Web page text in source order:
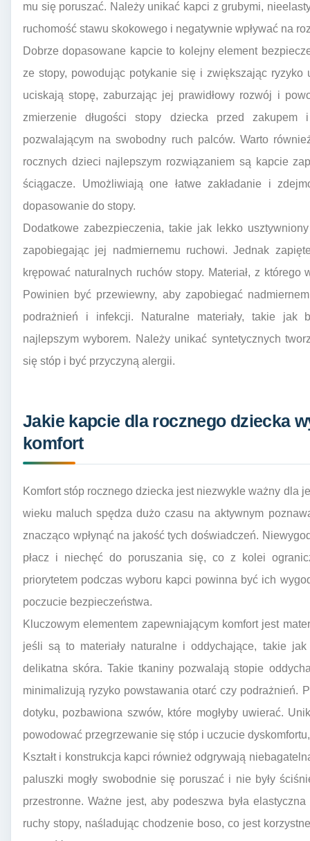
mu się poruszać. Należy unikać kapci z grubymi,
ruchomość stawu skokowego i negatywnie wpływać na
Dobrze dopasowane kapcie to kolejny element
ze stopy, powodując potykanie się i zwiększając
uciskają stopę, zaburzając jej prawidłowy rozwój i
zmierzenie długości stopy dziecka przed
pozwalającym na swobodny ruch palców. Warto
rocznych dzieci najlepszym rozwiązaniem są kapcie
ściągacze. Umożliwiają one łatwe zakładanie i
dopasowanie do stopy.
Dodatkowe zabezpieczenia, takie jak lekko
zapobiegając jej nadmiernemu ruchowi. Jednak
krępować naturalnych ruchów stopy. Materiał, z
Powinien być przewiewny, aby zapobiegać
podrażnień i infekcji. Naturalne materiały, takie jak
najlepszym wyborem. Należy unikać syntetycznych
się stóp i być przyczyną alergii.
Jakie kapcie dla rocznego dziecka
komfort
Komfort stóp rocznego dziecka jest niezwykle ważny dla
wieku maluch spędza dużo czasu na aktywnym
znacząco wpłynąć na jakość tych doświadczeń.
płacz i niechęć do poruszania się, co z kolei
priorytetem podczas wyboru kapci powinna być ich
poczucie bezpieczeństwa.
Kluczowym elementem zapewniającym komfort jest
jeśli są to materiały naturalne i oddychające, takie
delikatna skóra. Takie tkaniny pozwalają stopie
minimalizują ryzyko powstawania otarć czy podrażnień.
dotyku, pozbawiona szwów, które mogłyby uwierać.
powodować przegrzewanie się stóp i uczucie
Kształt i konstrukcja kapci również odgrywają
paluszki mogły swobodnie się poruszać i nie były
przestronne. Ważne jest, aby podeszwa była
ruchy stopy, naśladując chodzenie boso, co jest